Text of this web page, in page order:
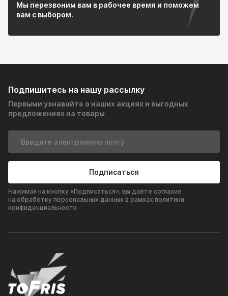
Мы перезвоним вам в рабочее время и поможем
вам с выбором.
Подпишитесь на нашу рассылку
Первыми узнавайте о наших акциях и выгодных
предложениях на товары
Подписаться
Нажимая на кнопку «Подписаться», вы даёте согласие
на обработку персональных данных в рамках политики
конфиденциальности